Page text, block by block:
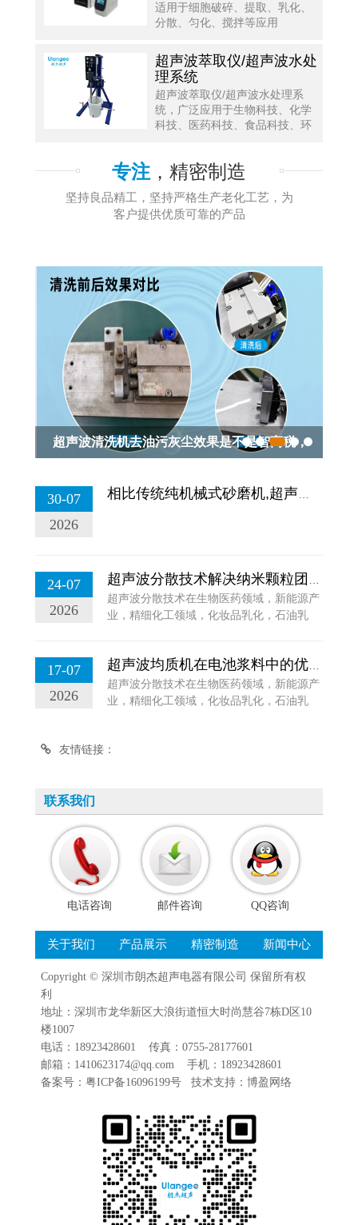
适用于细胞破碎、提取、乳化、
分散、匀化、搅拌等应用
超声波萃取仪/超声波水处
理系统
超声波萃取仪/超声波水处理系
统，广泛应用于生物科技、化学
科技、医药科技、食品科技、环
专注 ，精密制造
坚持良品精工，坚持严格生产老化工艺，为
客户提供优质可靠的产品
超声波清洗机去油污灰尘效果是不是智商税，
30-07
2026
24-07
2026
超声波分散技术在生物医药领域，新能源产
业，精细化工领域，化妆品乳化，石油乳
17-07
2026
超声波分散技术在生物医药领域，新能源产
业，精细化工领域，化妆品乳化，石油乳
友情链接：
联系我们
电话咨询 邮件咨询 QQ咨询
关于我们 产品展示 精密制造 新闻中心
Copyright ©深圳市朗杰超声电器有限公司 保留所有权
利
地址：深圳市龙华新区大浪街道恒大时尚慧谷7栋D区10
楼1007
电话：18923428601 传真：0755-28177601
邮箱：1410623174@qq.com 手机：18923428601
备案号：粤ICP备16096199号 技术支持：博盈网络